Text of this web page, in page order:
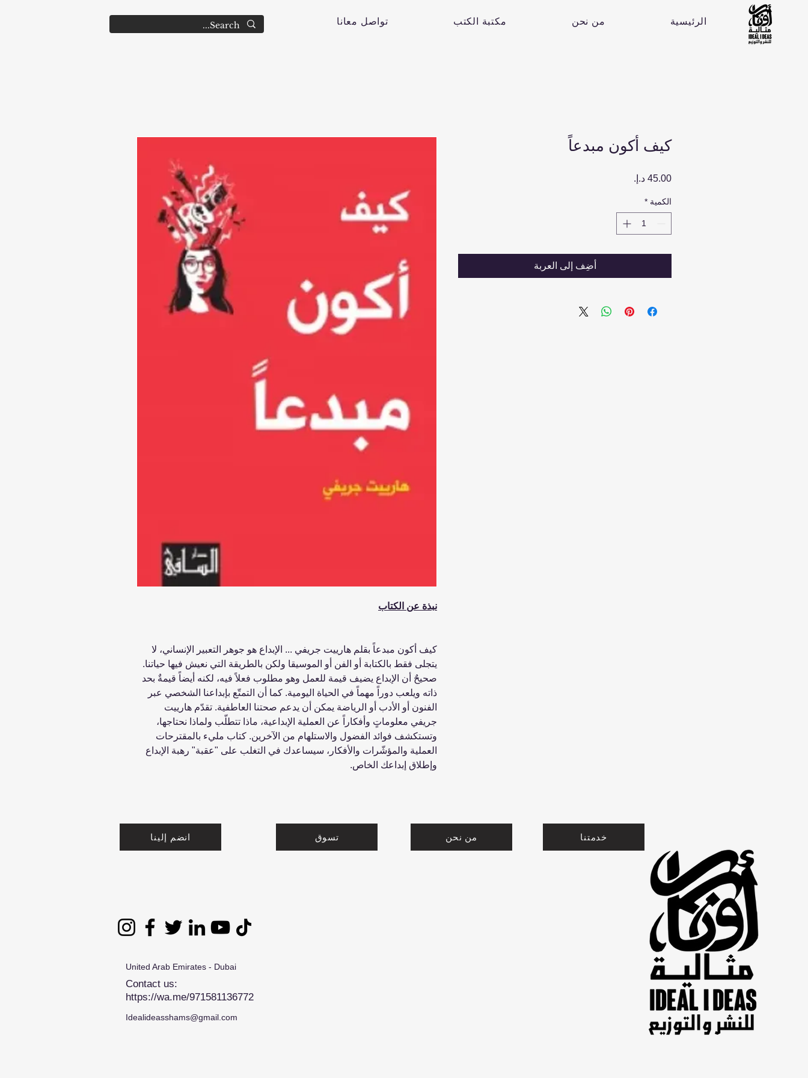
تواصل معانا مكتبة الكتب من نحن الرئيسية
نبذة عن الكتاب
كيف أكون مبدعاً بقلم هارييت جريفي ... الإبداع هو جوهر التعبير الإنساني، لا
يتجلى فقط بالكتابة أو الفن أو الموسيقا ولكن بالطريقة التي نعيش فيها حياتنا.
صحيحٌ أن الإبداع يضيف قيمة للعمل وهو مطلوب فعلاً فيه، لكنه أيضاً قيمةٌ بحد
ذاته ويلعب دوراً مهماً في الحياة اليومية. كما أن التمتّع بإبداعنا الشخصي عبر
الفنون أو الأدب أو الرياضة يمكن أن يدعم صحتنا العاطفية. تقدّم هارييت
جريفي معلوماتٍ وأفكاراً عن العملية الإبداعية، ماذا تتطلّب ولماذا نحتاجها،
وتستكشف فوائد الفضول والاستلهام من الآخرين. كتاب مليء بالمقترحات
العملية والمؤشّرات والأفكار، سيساعدك في التغلب على "عقبة" رهبة الإبداع
وإطلاق إبداعك الخاص.
كيف أكون مبدعاً
الكمية *
أضِف إلى العربة
انضم إلينا تسوق من نحن خدمتنا
United Arab Emirates - Dubai
Contact us:
https://wa.me/971581136772
Idealideasshams@gmail.com